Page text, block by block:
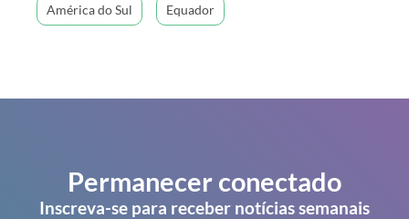
América do Sul Equador
Permanecer conectado
Inscreva-se para receber notícias semanais